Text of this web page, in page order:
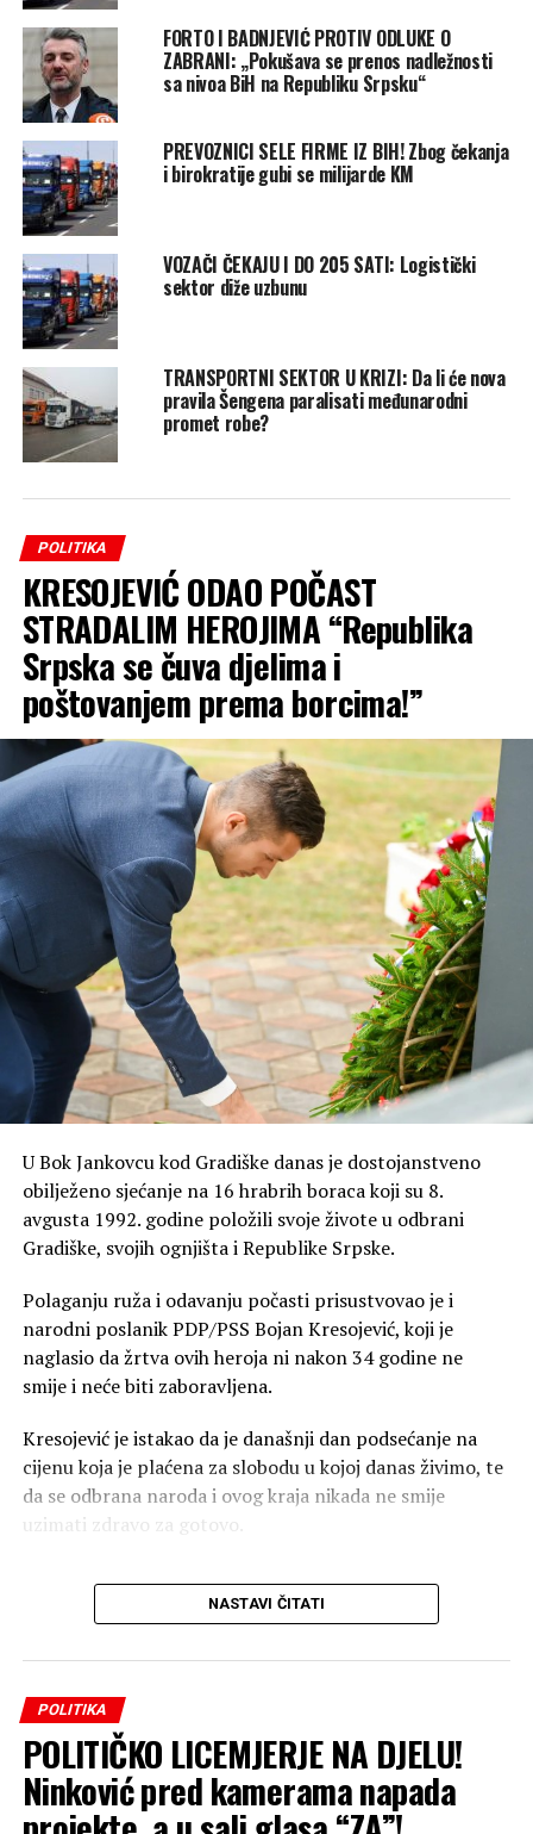
FORTO I BADNJEVIĆ PROTIV ODLUKE O
ZABRANI: „Pokušava se prenos nadležnosti
sa nivoa BiH na Republiku Srpsku“
PREVOZNICI SELE FIRME IZ BIH! Zbog čekanja
i birokratije gubi se milijarde KM
VOZAČI ČEKAJU I DO 205 SATI: Logistički
sektor diže uzbunu
TRANSPORTNI SEKTOR U KRIZI: Da li će nova
pravila Šengena paralisati međunarodni
promet robe?
POLITIKA
KRESOJEVIĆ ODAO POČAST
STRADALIM HEROJIMA “Republika
Srpska se čuva djelima i
poštovanjem prema borcima!”
U Bok Jankovcu kod Gradiške danas je dostojanstveno
obilježeno sjećanje na 16 hrabrih boraca koji su 8.
avgusta 1992. godine položili svoje živote u odbrani
Gradiške, svojih ognjišta i Republike Srpske.
Polaganju ruža i odavanju počasti prisustvovao je i
narodni poslanik PDP/PSS Bojan Kresojević, koji je
naglasio da žrtva ovih heroja ni nakon 34 godine ne
smije i neće biti zaboravljena.
Kresojević je istakao da je današnji dan podsećanje na
cijenu koja je plaćena za slobodu u kojoj danas živimo, te
da se odbrana naroda i ovog kraja nikada ne smije
uzimati zdravo za gotovo.
“Sjećanje na šesnaest
boraca koji su položili
živote 8. avgusta 1992.
godine u Bok Jankovcu,
braneći Gradišku, svoja
ognjišta i Republiku
NASTAVI ČITATI
POLITIKA
POLITIČKO LICEMJERJE NA DJELU!
Ninković pred kamerama napada